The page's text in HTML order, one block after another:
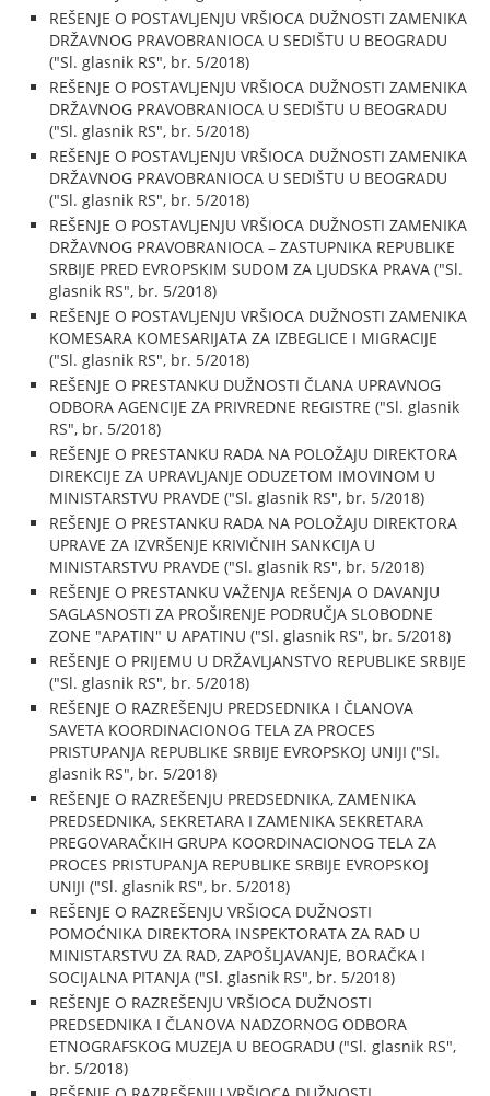
REŠENJE O POSTAVLJENJU VRŠIOCA DUŽNOSTI ZAMENIKA
DRŽAVNOG PRAVOBRANIOCA U SEDIŠTU U BEOGRADU
("Sl. glasnik RS", br. 5/2018)
REŠENJE O POSTAVLJENJU VRŠIOCA DUŽNOSTI ZAMENIKA
DRŽAVNOG PRAVOBRANIOCA U SEDIŠTU U BEOGRADU
("Sl. glasnik RS", br. 5/2018)
REŠENJE O POSTAVLJENJU VRŠIOCA DUŽNOSTI ZAMENIKA
DRŽAVNOG PRAVOBRANIOCA U SEDIŠTU U BEOGRADU
("Sl. glasnik RS", br. 5/2018)
REŠENJE O POSTAVLJENJU VRŠIOCA DUŽNOSTI ZAMENIKA
DRŽAVNOG PRAVOBRANIOCA – ZASTUPNIKA REPUBLIKE
SRBIJE PRED EVROPSKIM SUDOM ZA LJUDSKA PRAVA ("Sl.
glasnik RS", br. 5/2018)
REŠENJE O POSTAVLJENJU VRŠIOCA DUŽNOSTI ZAMENIKA
KOMESARA KOMESARIJATA ZA IZBEGLICE I MIGRACIJE
("Sl. glasnik RS", br. 5/2018)
REŠENJE O PRESTANKU DUŽNOSTI ČLANA UPRAVNOG
ODBORA AGENCIJE ZA PRIVREDNE REGISTRE ("Sl. glasnik
RS", br. 5/2018)
REŠENJE O PRESTANKU RADA NA POLOŽAJU DIREKTORA
DIREKCIJE ZA UPRAVLJANJE ODUZETOM IMOVINOM U
MINISTARSTVU PRAVDE ("Sl. glasnik RS", br. 5/2018)
REŠENJE O PRESTANKU RADA NA POLOŽAJU DIREKTORA
UPRAVE ZA IZVRŠENJE KRIVIČNIH SANKCIJA U
MINISTARSTVU PRAVDE ("Sl. glasnik RS", br. 5/2018)
REŠENJE O PRESTANKU VAŽENJA REŠENJA O DAVANJU
SAGLASNOSTI ZA PROŠIRENJE PODRUČJA SLOBODNE
ZONE "APATIN" U APATINU ("Sl. glasnik RS", br. 5/2018)
REŠENJE O PRIJEMU U DRŽAVLJANSTVO REPUBLIKE SRBIJE
("Sl. glasnik RS", br. 5/2018)
REŠENJE O RAZREŠENJU PREDSEDNIKA I ČLANOVA
SAVETA KOORDINACIONOG TELA ZA PROCES
PRISTUPANJA REPUBLIKE SRBIJE EVROPSKOJ UNIJI ("Sl.
glasnik RS", br. 5/2018)
REŠENJE O RAZREŠENJU PREDSEDNIKA, ZAMENIKA
PREDSEDNIKA, SEKRETARA I ZAMENIKA SEKRETARA
PREGOVARAČKIH GRUPA KOORDINACIONOG TELA ZA
PROCES PRISTUPANJA REPUBLIKE SRBIJE EVROPSKOJ
UNIJI ("Sl. glasnik RS", br. 5/2018)
REŠENJE O RAZREŠENJU VRŠIOCA DUŽNOSTI
POMOĆNIKA DIREKTORA INSPEKTORATA ZA RAD U
MINISTARSTVU ZA RAD, ZAPOŠLJAVANJE, BORAČKA I
SOCIJALNA PITANJA ("Sl. glasnik RS", br. 5/2018)
REŠENJE O RAZREŠENJU VRŠIOCA DUŽNOSTI
PREDSEDNIKA I ČLANOVA NADZORNOG ODBORA
ETNOGRAFSKOG MUZEJA U BEOGRADU ("Sl. glasnik RS",
br. 5/2018)